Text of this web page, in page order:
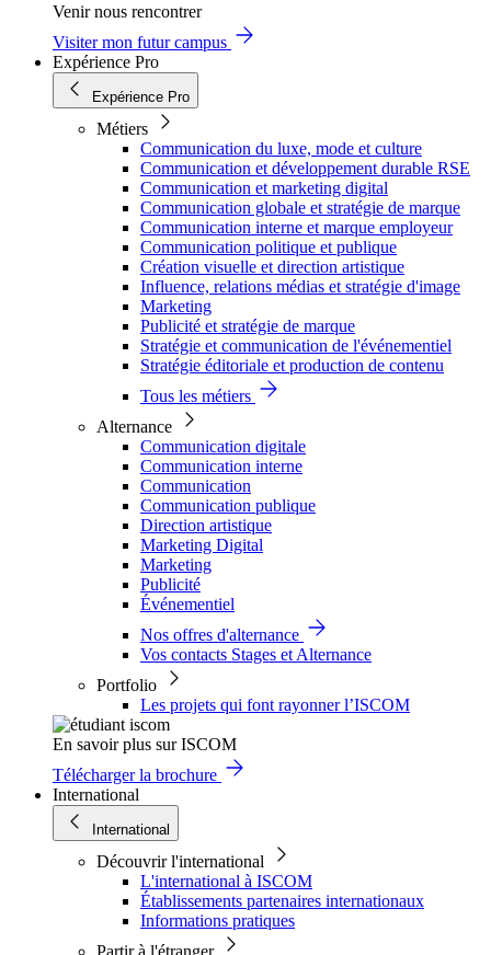
Venir nous rencontrer
Visiter mon futur campus
Expérience Pro
Expérience Pro
Métiers
Communication du luxe, mode et culture
Communication et développement durable RSE
Communication et marketing digital
Communication globale et stratégie de marque
Communication interne et marque employeur
Communication politique et publique
Création visuelle et direction artistique
Influence, relations médias et stratégie d'image
Marketing
Publicité et stratégie de marque
Stratégie et communication de l'événementiel
Stratégie éditoriale et production de contenu
Tous les métiers
Alternance
Communication digitale
Communication interne
Communication
Communication publique
Direction artistique
Marketing Digital
Marketing
Publicité
Événementiel
Nos offres d'alternance
Vos contacts Stages et Alternance
Portfolio
Les projets qui font rayonner l’ISCOM
En savoir plus sur ISCOM
Télécharger la brochure
International
International
Découvrir l'international
L'international à ISCOM
Établissements partenaires internationaux
Informations pratiques
Partir à l'étranger